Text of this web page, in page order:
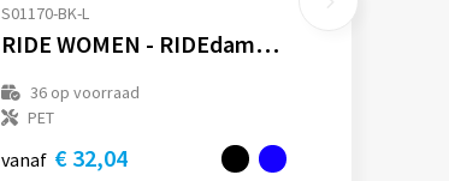
S01170-BK-L
RIDE WOMEN - RIDEdames jas180g
36 op voorraad
PET
vanaf € 32,04